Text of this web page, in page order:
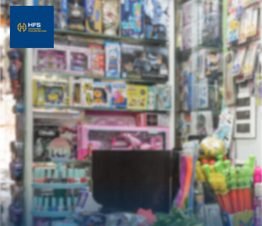
Opening https://hfs.in/10-best-retail-business-in-india-2021-22/